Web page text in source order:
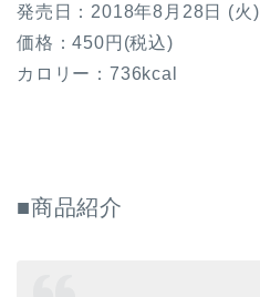
発売日：2018年8月28日 (火)
価格：450円(税込)
カロリー：736kcal
■商品紹介